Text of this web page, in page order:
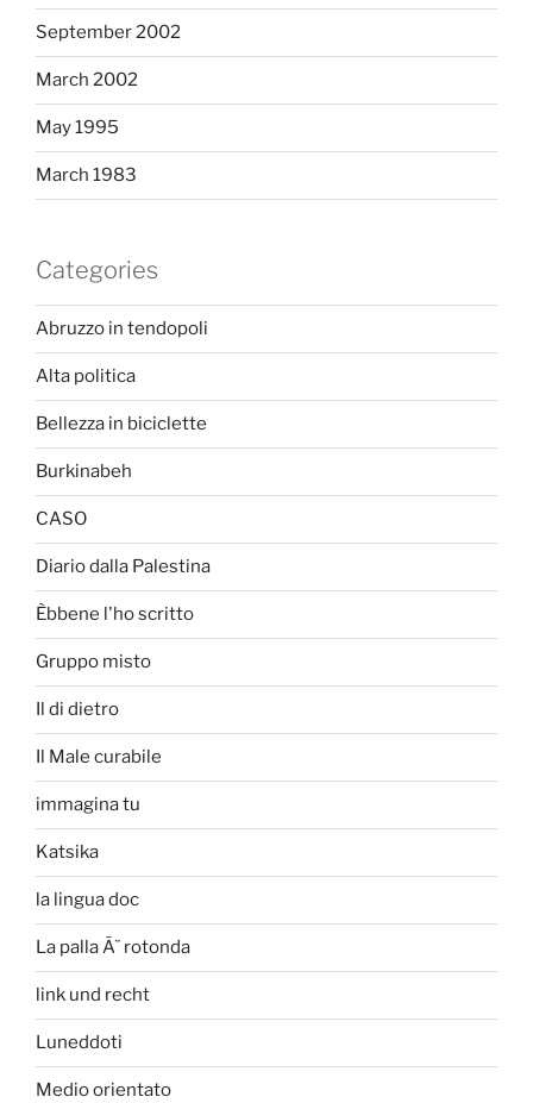
September 2002
March 2002
May 1995
March 1983
Categories
Abruzzo in tendopoli
Alta politica
Bellezza in biciclette
Burkinabeh
CASO
Diario dalla Palestina
Èbbene l'ho scritto
Gruppo misto
Il di dietro
Il Male curabile
immagina tu
Katsika
la lingua doc
La palla Ã¨ rotonda
link und recht
Luneddoti
Medio orientato